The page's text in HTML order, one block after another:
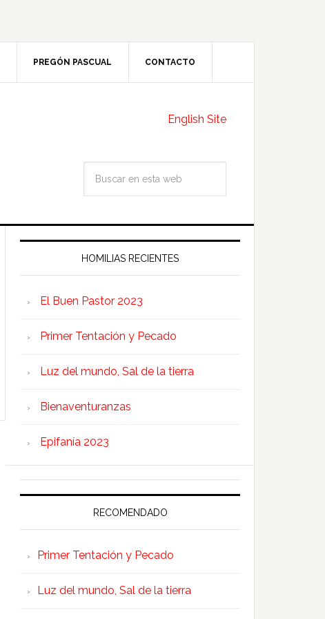
PREGÓN PASCUAL CONTACTO
English Site
HOMILIAS RECIENTES
El Buen Pastor 2023
Primer Tentación y Pecado
Luz del mundo, Sal de la tierra
Bienaventuranzas
Epifanía 2023
RECOMENDADO
Primer Tentación y Pecado
Luz del mundo, Sal de la tierra